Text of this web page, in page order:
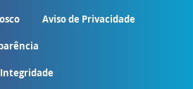
Aviso de Privacidade